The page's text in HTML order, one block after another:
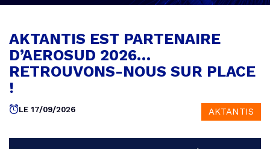
AKTANTIS EST PARTENAIRE
D’AEROSUD 2026…
RETROUVONS-NOUS SUR PLACE
!
LE 17/09/2026 AKTANTIS